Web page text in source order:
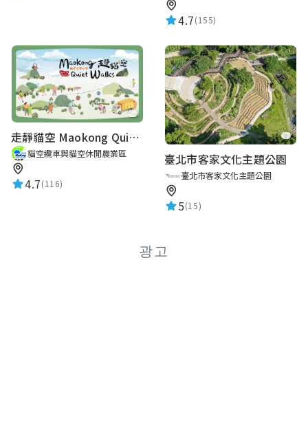
4.7(155)
走靜貓空 Maokong Quiet Walks
貓空纜車與貓空休閒農業區
4.7(116)
臺北市客家文化主題公園
臺北市客家文化主題公園
5(15)
광고